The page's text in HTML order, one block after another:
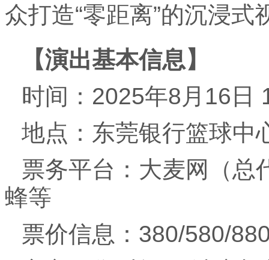
众打造“零距离”的沉浸式
【演出基本信息】
时间：2025年8月16日
地点：东莞银行篮球中
票务平台：大麦网（总
蜂等
票价信息：380/580/